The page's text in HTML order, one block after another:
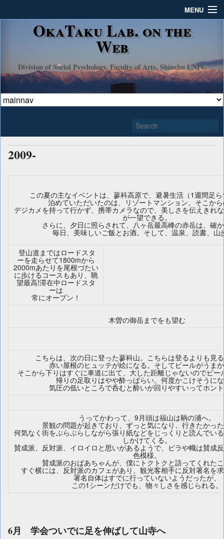
MENU
CONTACT
LINK
OkaTaku Lab. on the
Web
Division of Social Psychology, Faculty of Arts, Shinshu UNIV.
2009-
この夏の主なイベントは、蓼科高原で、避暑生活（1週間足
泊めていただいたのは、リゾートマンション。そこか
デジカメを持って行かず、携帯カメラなので、美しさを伝えきれ
が一望できる。
さらに、夕日に照らされて、八ヶ岳最高峰の赤岳は、確
毎日、美味しいご飯とお酒。そして、温泉、読書、山
登山道まではロードスタ
ーを走らせて1800mから
2000mあたりを尾根づたい
に歩けるコースもあり、眺
望最高!滞在中ロードスタ
ーは
常にオープン！
木曽の御岳までをも望む
こちらは、次の日に登った蓼科山。こちらは登るよりも見
赤い屋根のヒュッテが絵になる。そしてビールがうま
そこから下りはすぐに車道に出て、大した距離じゃないのでビー
帰りの足取りはやや酔っぱらい。何度かこけそうに
気圧の低いところで呑むと酔いが回りやすいってホン
うってかわって、9月頭は福山は鞆の浦へ。
景観の問題が起きており、ずっと気になり、行きたかっ
何気なく街をぶらぶらしながら張り紙などをじっくりと読んでい
しかけてくる。
賛成派、反対派、イロイロと思いがあるようで、ビラや幟は賛成
色模様。
賛成派のおばあちゃんが、僕にトクトクと語ってくれた
すぐ横には、反対派のカフェがあり、観光客相手に反対署名を
署名自体はすでに行っていないようだったが、
この1シーンだけでも、物々しさを感じられる。
6月 学会ついでに足を伸ばして山寺へ